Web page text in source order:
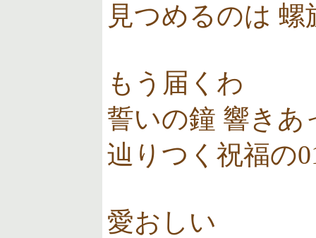
見つめるのは 螺
もう届くわ
誓いの鐘 響きあ
辿りつく祝福の
愛おしい